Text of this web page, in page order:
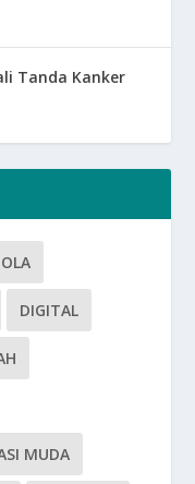
Tanda Kanker
DIGITAL
MUDA